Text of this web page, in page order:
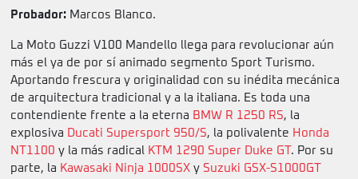
Probador: Marcos Blanco.
La Moto Guzzi V100 Mandello llega para revolucionar aún
más el ya de por sí animado segmento Sport Turismo.
Aportando frescura y originalidad con su inédita mecánica
de arquitectura tradicional y a la italiana. Es toda una
contendiente frente a la eterna BMW R 1250 RS, la
explosiva Ducati Supersport 950/S, la polivalente Honda
NT1100 y la más radical KTM 1290 Super Duke GT. Por su
parte, la Kawasaki Ninja 1000SX y Suzuki GSX-S1000GT